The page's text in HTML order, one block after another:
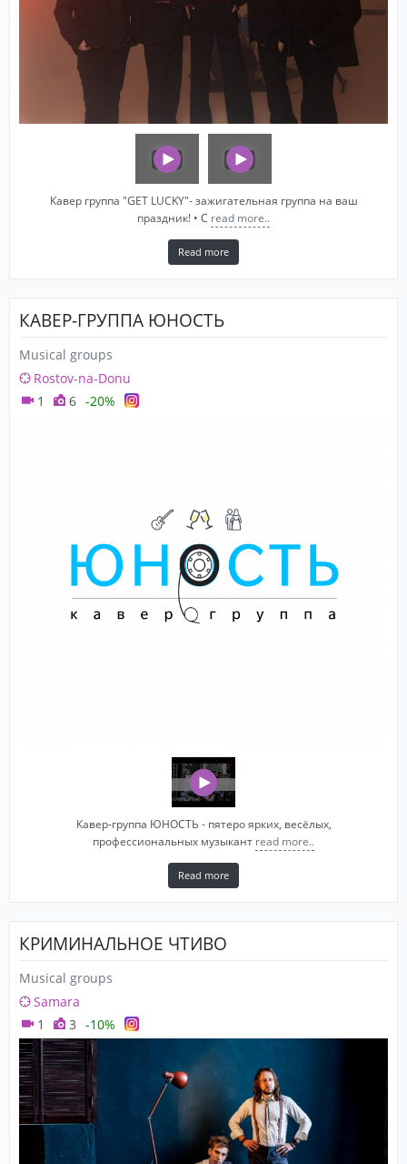
Кавер группа "GET LUCKY"- зажигательная группа на ваш
праздник! • С read more..
Read more
КАВЕР-ГРУППА ЮНОСТЬ
Musical groups
Rostov-na-Donu
1
6 -20%
Кавер-группа ЮНОСТЬ - пятеро ярких, весёлых,
профессиональных музыкант read more..
Read more
КРИМИНАЛЬНОЕ ЧТИВО
Musical groups
Samara
1
3 -10%